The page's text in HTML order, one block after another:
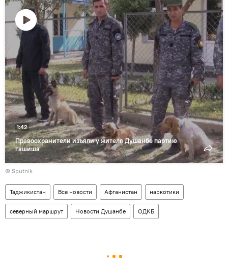
Воспроизвести
Правоохранители изъяли у жителя Душанбе партию
гашиша
1:42
© Sputnik
Таджикистан Все новости Афганистан наркотики
северный маршрут Новости Душанбе ОДКБ